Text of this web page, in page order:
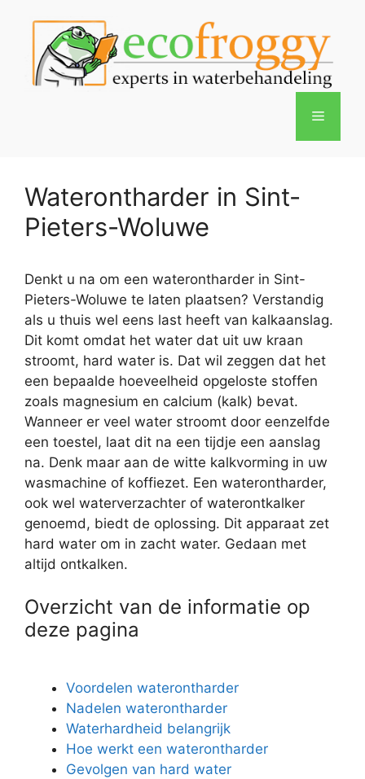
inhoud
Menu
Waterontharder in Sint-
Pieters-Woluwe
Denkt u na om een waterontharder in Sint-
Pieters-Woluwe te laten plaatsen? Verstandig
als u thuis wel eens last heeft van kalkaanslag.
Dit komt omdat het water dat uit uw kraan
stroomt, hard water is. Dat wil zeggen dat het
een bepaalde hoeveelheid opgeloste stoffen
zoals magnesium en calcium (kalk) bevat.
Wanneer er veel water stroomt door eenzelfde
een toestel, laat dit na een tijdje een aanslag
na. Denk maar aan de witte kalkvorming in uw
wasmachine of koffiezet. Een waterontharder,
ook wel waterverzachter of waterontkalker
genoemd, biedt de oplossing. Dit apparaat zet
hard water om in zacht water. Gedaan met
altijd ontkalken.
Overzicht van de informatie op
deze pagina
Voordelen waterontharder
Nadelen waterontharder
Waterhardheid belangrijk
Hoe werkt een waterontharder
Gevolgen van hard water